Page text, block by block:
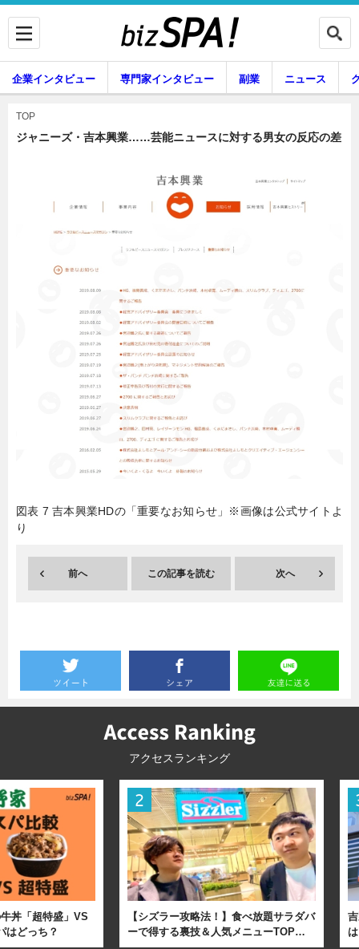
グルメ
暮らし
連載一覧
企業インタビュー 専門家インタビュー 副業 ニュース
暮らし
TOP
ジャニーズ・吉本興業……芸能ニュースに対する男女の反応の差
図表 7 吉本興業HDの「重要なお知らせ」※画像は公式サイトよ
り
前へ この記事を読む 次へ
アクセスランキング
丼「超特盛」VS
はどっち？
【シズラー攻略法！】食べ放題サラダバ
ーで得する裏技＆人気メニューTOP…